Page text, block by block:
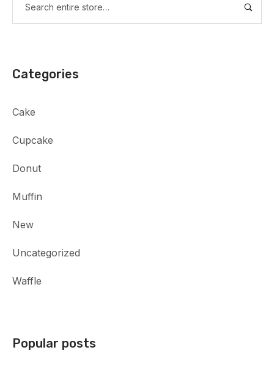
Categories
Cake
Cupcake
Donut
Muffin
New
Uncategorized
Waffle
Popular posts